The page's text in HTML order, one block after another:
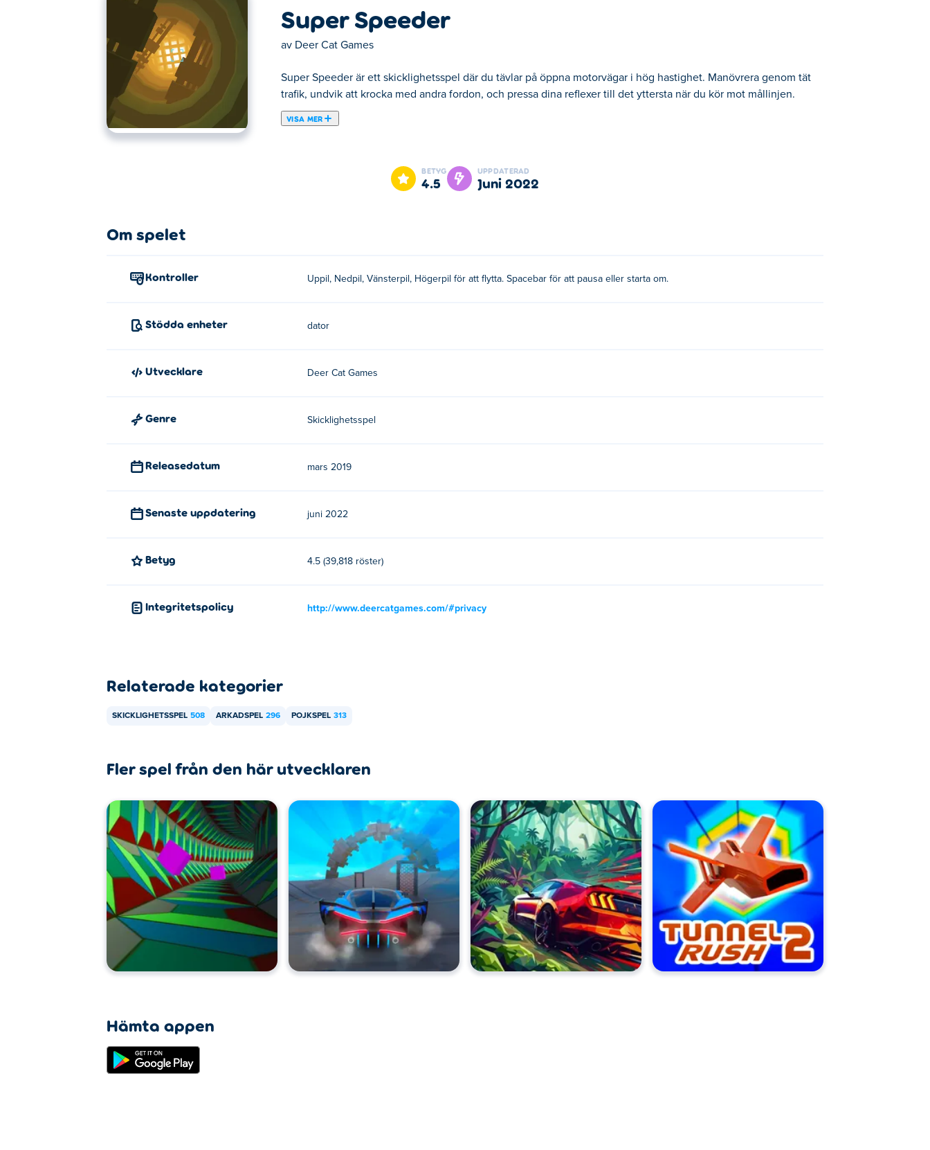
Super Speeder
av Deer Cat Games
Super Speeder är ett skicklighetsspel där du tävlar på öppna motorvägar i hög hastighet. Manövrera genom tät
trafik, undvik att krocka med andra fordon, och pressa dina reflexer till det yttersta när du kör mot mållinjen.
VISA MER
Här kan du spela Super Speeder. Super Speeder är ett av våra utvalda Skicklighetsspel.
BETYG
4.5
UPPDATERAD
juni 2022
Om spelet
Kontroller Uppil, Nedpil, Vänsterpil, Högerpil för att flytta. Spacebar för att pausa eller starta om.
Stödda enheter dator
Utvecklare Deer Cat Games
Genre Skicklighetsspel
Releasedatum mars 2019
Senaste uppdatering juni 2022
Betyg 4.5 (39,818 röster)
Integritetspolicy http://www.deercatgames.com/#privacy
Relaterade kategorier
SKICKLIGHETSSPEL 508 ARKADSPEL 296 POJKSPEL 313
Fler spel från den här utvecklaren
Hämta appen